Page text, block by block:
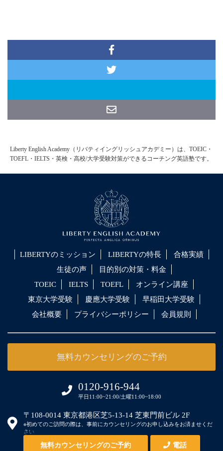
無料カウンセリングのご予約 電話
Liberty English Academy（リバティイングリッシュアカデミー）は、TOEIC・
TOEFL・IELTS・英検・高校/大学受験対策ができるコーチング英語塾です。
LIBERTYのミッション LIBERTYの特長
合格実績
生徒の声
目的別の対策・料金
TOEIC
IELTS TOEFL
オンライン講座
東京大学受験
慶應大学受験
早稲田大学受験
会社概要
プライバシーポリシー 会員規則
無料カウンセリングのご予約
0120-916-944
平日11:00~21:00/土曜11:00~18:00
〒108-0014 東京都港区芝5-13-14 芝東門前ビル 2F
※初めてのご訪問の際は、事前にカウンセリングのお申し込みをお済ませくだ
さい